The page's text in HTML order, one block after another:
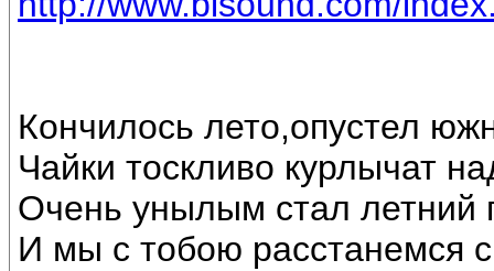
Кончилось лето,опустел
Чайки тоскливо курлычат
Очень унылым стал летний
И мы с тобою расстанемся